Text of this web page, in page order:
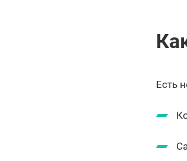
Есть